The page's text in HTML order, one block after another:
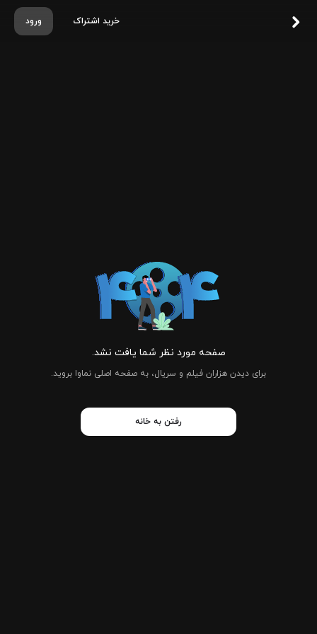
ورود خرید اشتراک
صفحه مورد نظر شما یافت نشد.
برای دیدن هزاران فیلم و سریال، به صفحه اصلی نماوا بروید.
رفتن به خانه